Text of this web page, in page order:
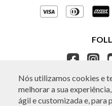
Nós utilizamos cookies e
melhorar a sua
ágil e customizada e, para
Gestão de Privacidade
Ética e Sustentabilidade
Seja um Revendedor
APP BO.BÔ
Regulamentos e Promoções